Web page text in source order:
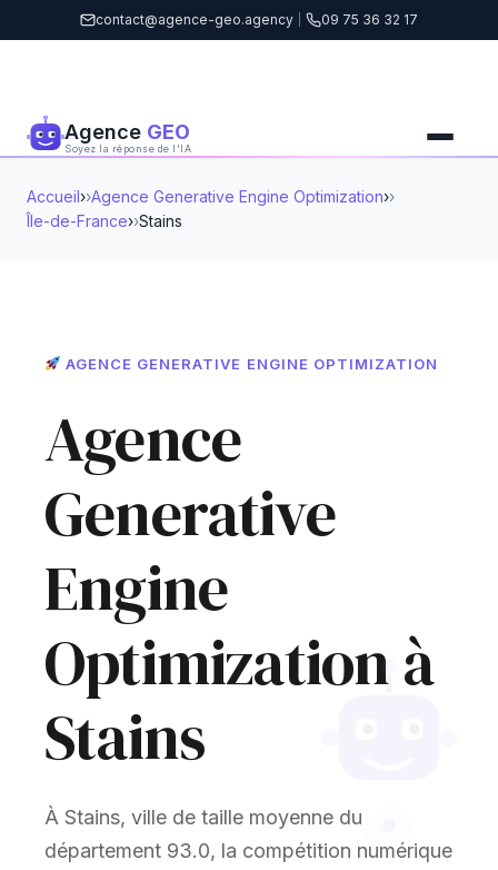
contact@agence-geo.agency 09 75 36 32 17
Agence GEO
Soyez la réponse de l'IA
Accueil› Agence Generative Engine Optimization›
Île-de-France› Stains
AGENCE GENERATIVE ENGINE OPTIMIZATION
Agence
Generative
Engine
Optimization à
Stains
À Stains, ville de taille moyenne du
département 93.0, la compétition numérique